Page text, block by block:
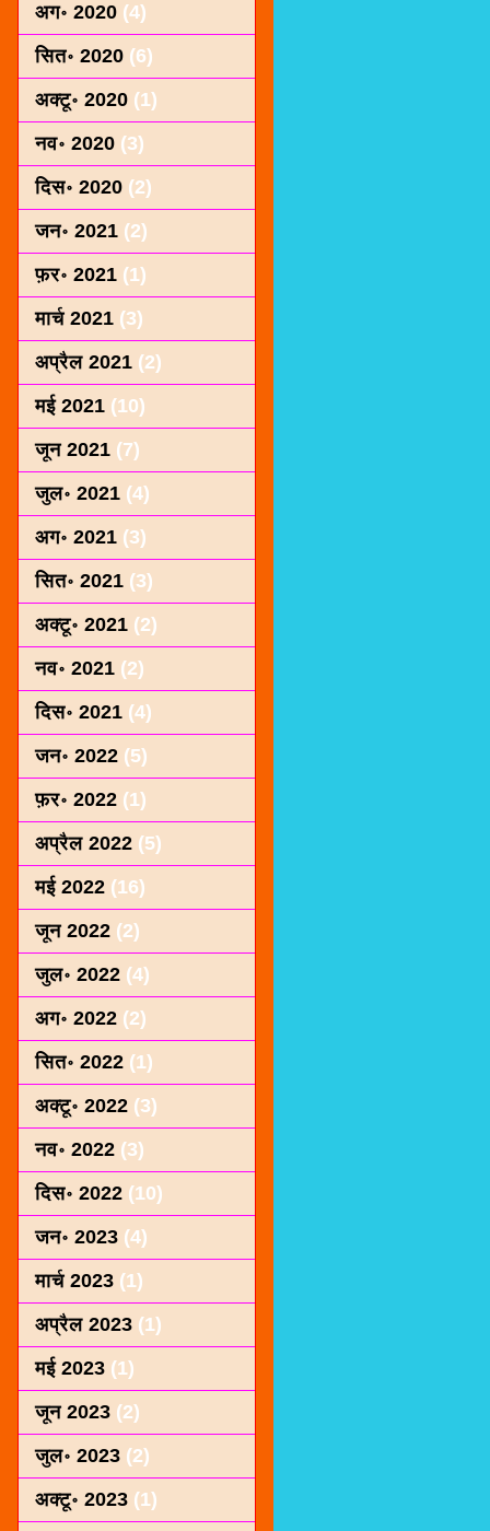
अग॰ 2020 (4)
सित॰ 2020 (6)
अक्टू॰ 2020 (1)
नव॰ 2020 (3)
दिस॰ 2020 (2)
जन॰ 2021 (2)
फ़र॰ 2021 (1)
मार्च 2021 (3)
अप्रैल 2021 (2)
मई 2021 (10)
जून 2021 (7)
जुल॰ 2021 (4)
अग॰ 2021 (3)
सित॰ 2021 (3)
अक्टू॰ 2021 (2)
नव॰ 2021 (2)
दिस॰ 2021 (4)
जन॰ 2022 (5)
फ़र॰ 2022 (1)
अप्रैल 2022 (5)
मई 2022 (16)
जून 2022 (2)
जुल॰ 2022 (4)
अग॰ 2022 (2)
सित॰ 2022 (1)
अक्टू॰ 2022 (3)
नव॰ 2022 (3)
दिस॰ 2022 (10)
जन॰ 2023 (4)
मार्च 2023 (1)
अप्रैल 2023 (1)
मई 2023 (1)
जून 2023 (2)
जुल॰ 2023 (2)
अक्टू॰ 2023 (1)